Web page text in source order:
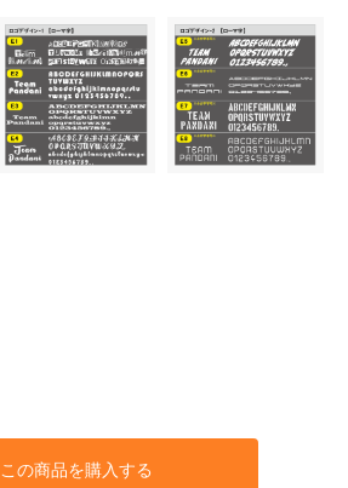
この商品を購入する